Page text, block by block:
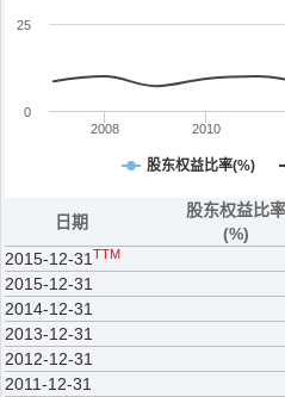
股东权益比率(%)
2008 2010
0
25
日期
股东权益比率
(%)
2015-12-31 TTM
2015-12-31
2014-12-31
2013-12-31
2012-12-31
2011-12-31